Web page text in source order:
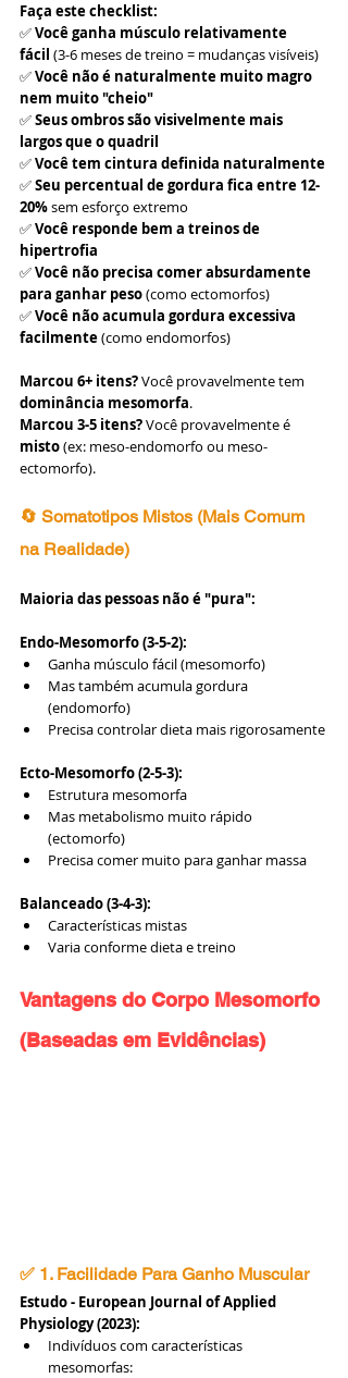
Faça este checklist:
✅ Você ganha músculo relativamente
fácil (3-6 meses de treino = mudanças visíveis)
✅ Você não é naturalmente muito magro
nem muito "cheio"
✅ Seus ombros são visivelmente mais
largos que o quadril
✅ Você tem cintura definida naturalmente
✅ Seu percentual de gordura fica entre 12-
20% sem esforço extremo
✅ Você responde bem a treinos de
hipertrofia
✅ Você não precisa comer absurdamente
para ganhar peso (como ectomorfos)
✅ Você não acumula gordura excessiva
facilmente (como endomorfos)
Marcou 6+ itens? Você provavelmente tem
dominância mesomorfa.
Marcou 3-5 itens? Você provavelmente é
misto (ex: meso-endomorfo ou meso-
ectomorfo).
🔄 Somatotipos Mistos (Mais Comum
na Realidade)
Maioria das pessoas não é "pura":
Endo-Mesomorfo (3-5-2):
Ganha músculo fácil (mesomorfo)
Mas também acumula gordura
(endomorfo)
Precisa controlar dieta mais rigorosamente
Ecto-Mesomorfo (2-5-3):
Estrutura mesomorfa
Mas metabolismo muito rápido
(ectomorfo)
Precisa comer muito para ganhar massa
Balanceado (3-4-3):
Características mistas
Varia conforme dieta e treino
Vantagens do Corpo Mesomorfo
(Baseadas em Evidências)
✅ 1. Facilidade Para Ganho Muscular
Estudo - European Journal of Applied
Physiology (2023):
Indivíduos com características
mesomorfas: